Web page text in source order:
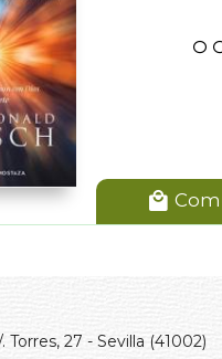
Torres, 27 - Sevilla (41002)